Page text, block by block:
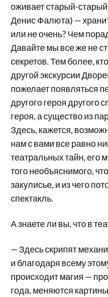
оживает старый-
Денис Фалюта) —
или не очень? Чем
Давайте мы все же не
секретов. Тем более,
другой экскурсии
пожелает появляться
другого героя другого
героя, а существо из
Здесь, кажется,
нам с вами все равно
театральных тайн, его
того необъяснимого,
закулисье, и из чего
спектакль.
А знаете ли вы, что в
— Здесь скрипят
и благодаря всему
происходит магия —
года, меняются